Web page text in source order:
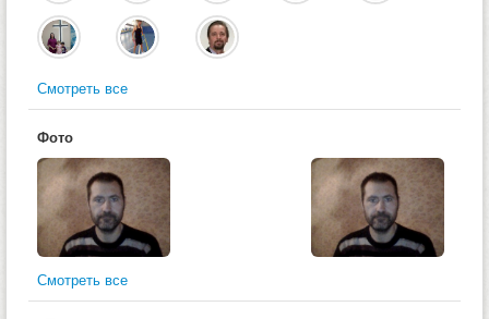
Смотреть все
Фото
Смотреть все